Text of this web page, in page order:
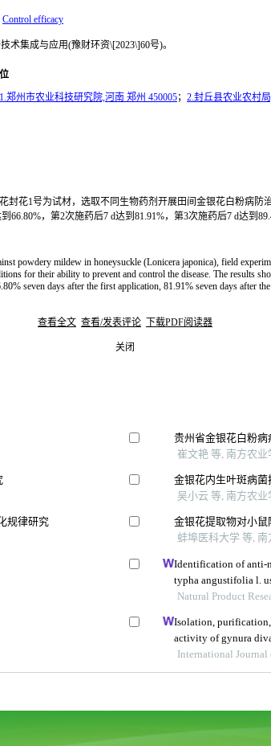
Control efficacy
术集成与应用(豫财环资\[2023\]60号)。
1.郑州市农业科技研究院,河南 郑州 450005； 2.封丘县农业农村局
封花1号为试材，选取不同生物药剂开展田间金银花白粉病防
，第2次施药后7 d达到81.91%，第3次施药后7 d达到
powdery mildew in honeysuckle (Lonicera japonica), field
for their ability to prevent and control the disease. The results
seven days after the first application, 81.91% seven days after
查看全文 查看/发表评论 下载PDF阅读器
关闭